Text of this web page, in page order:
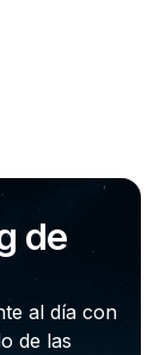
de
al día con
de las